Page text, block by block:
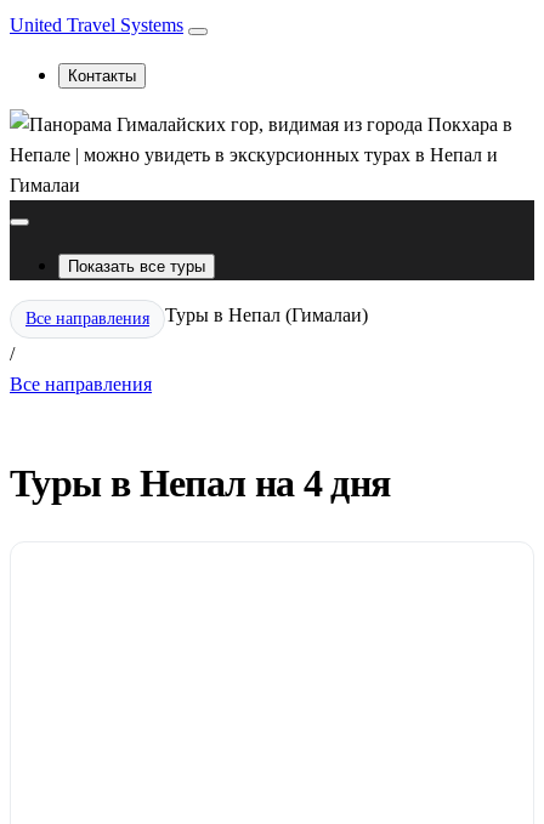
United Travel Systems
Контакты
Показать все туры
Все направления
/
Туры в Непал (Гималаи)
Все направления
Туры в Непал на 4 дня